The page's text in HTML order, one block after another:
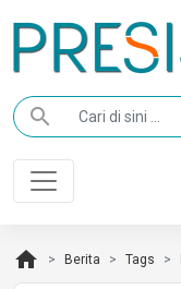
search
home Berita Tags